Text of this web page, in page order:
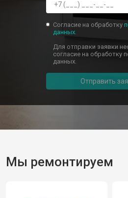
Согласие на обработку
данных.
Для отправки заявки
согласие на обработку
данных.
Отправить
Мы ремонтируем